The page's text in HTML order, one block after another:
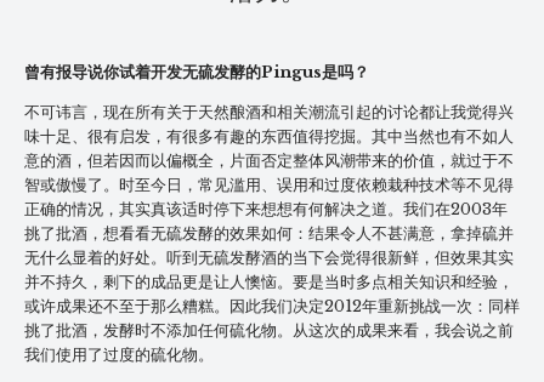
曾有报导说你试着开发无硫发酵的Pingus是吗？
不可讳言，现在所有关于天然酿酒和相关潮流引起的讨论都让我觉得兴
味十足、很有启发，有很多有趣的东西值得挖掘。其中当然也有不如人
意的酒，但若因而以偏概全，片面否定整体风潮带来的价值，就过于不
智或傲慢了。时至今日，常见滥用、误用和过度依赖栽种技术等不见得
正确的情况，其实真该适时停下来想想有何解决之道。我们在2003年
挑了批酒，想看看无硫发酵的效果如何：结果令人不甚满意，拿掉硫并
无什么显着的好处。听到无硫发酵酒的当下会觉得很新鲜，但效果其实
并不持久，剩下的成品更是让人懊恼。要是当时多点相关知识和经验，
或许成果还不至于那么糟糕。因此我们决定2012年重新挑战一次：同样
挑了批酒，发酵时不添加任何硫化物。从这次的成果来看，我会说之前
我们使用了过度的硫化物。